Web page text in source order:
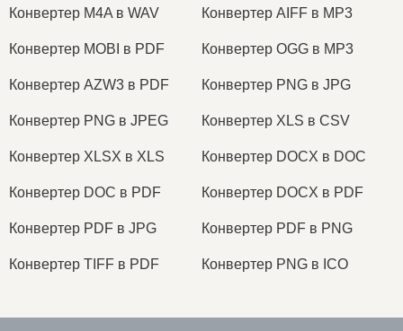
Конвертер M4A в WAV Конвертер AIFF в MP3
Конвертер MOBI в PDF Конвертер OGG в MP3
Конвертер AZW3 в PDF Конвертер PNG в JPG
Конвертер PNG в JPEG Конвертер XLS в CSV
Конвертер XLSX в XLS Конвертер DOCX в DOC
Конвертер DOC в PDF Конвертер DOCX в PDF
Конвертер PDF в JPG Конвертер PDF в PNG
Конвертер TIFF в PDF Конвертер PNG в ICO